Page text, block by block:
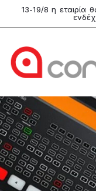
13-19/8 η εταιρία